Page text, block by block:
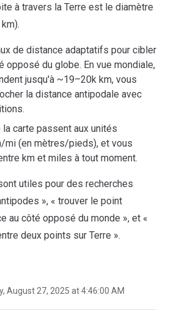
à travers la Terre est le diamètre
de distance adaptatifs pour cibler
opposé du globe. En vue mondiale,
jusqu'à ~19–20k km, vous
la distance antipodale avec
carte passent aux unités
mi (en mètres/pieds), et vous
km et miles à tout moment.
utiles pour des recherches
», « trouver le point
au côté opposé du monde », et «
deux points sur Terre ».
August 27, 2025 at 4:46:00 AM